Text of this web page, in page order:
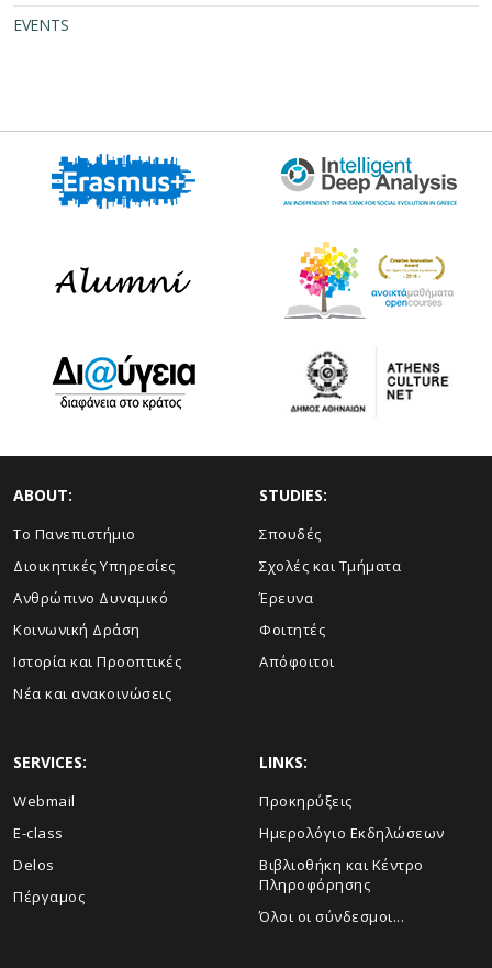
EVENTS
ABOUT:
Το Πανεπιστήμιο
Διοικητικές Υπηρεσίες
Ανθρώπινο Δυναμικό
Κοινωνική Δράση
Ιστορία και Προοπτικές
Νέα και ανακοινώσεις
STUDIES:
Σπουδές
Σχολές και Τμήματα
Έρευνα
Φοιτητές
Απόφοιτοι
SERVICES:
Webmail
E-class
Delos
Πέργαμος
LINKS:
Προκηρύξεις
Ημερολόγιο Εκδηλώσεων
Βιβλιοθήκη και Κέντρο
Πληροφόρησης
Όλοι οι σύνδεσμοι...